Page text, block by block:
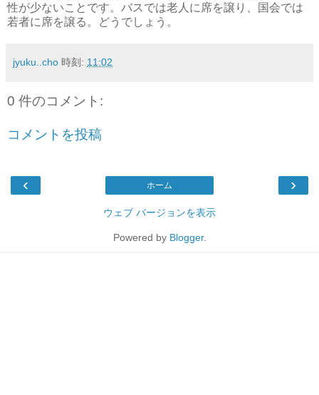
性が少ないことです。バスでは老人に席を譲り、国会では
若者に席を譲る。どうでしょう。
jyuku..cho 時刻: 11:02
0 件のコメント:
コメントを投稿
‹ ›
ホーム
ウェブ バージョンを表示
Powered by Blogger.